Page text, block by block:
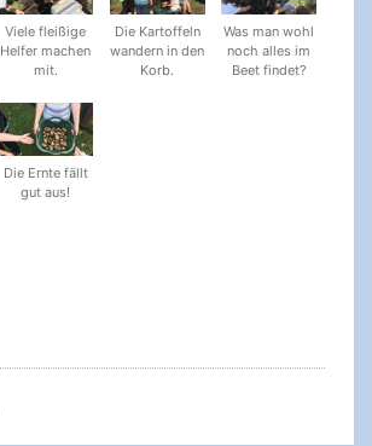
Viele fleißige
Helfer machen
mit.
Die Kartoffeln
wandern in den
Korb.
Was man wohl
noch alles im
Beet findet?
Die Ernte fällt
gut aus!